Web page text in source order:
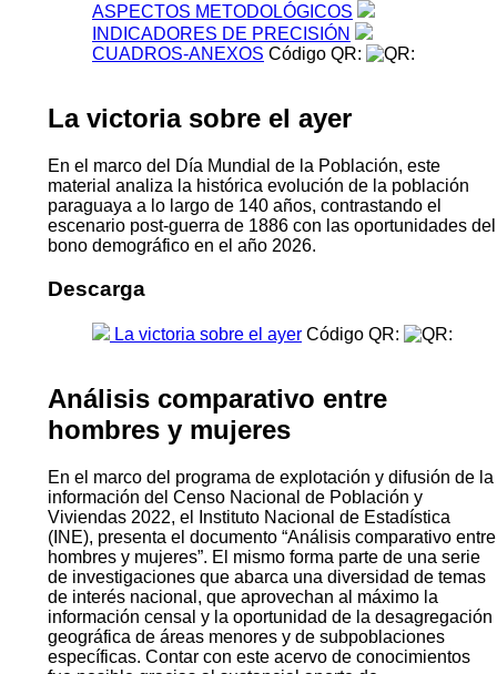
ASPECTOS METODOLÓGICOS
INDICADORES DE PRECISIÓN
CUADROS-ANEXOS Código QR:
La victoria sobre el ayer
En el marco del Día Mundial de la Población, este
material analiza la histórica evolución de la población
paraguaya a lo largo de 140 años, contrastando el
escenario post-guerra de 1886 con las oportunidades del
bono demográfico en el año 2026.
Descarga
La victoria sobre el ayer Código QR:
Análisis comparativo entre
hombres y mujeres
En el marco del programa de explotación y difusión de la
información del Censo Nacional de Población y
Viviendas 2022, el Instituto Nacional de Estadística
(INE), presenta el documento “Análisis comparativo entre
hombres y mujeres”. El mismo forma parte de una serie
de investigaciones que abarca una diversidad de temas
de interés nacional, que aprovechan al máximo la
información censal y la oportunidad de la desagregación
geográfica de áreas menores y de subpoblaciones
específicas. Contar con este acervo de conocimientos